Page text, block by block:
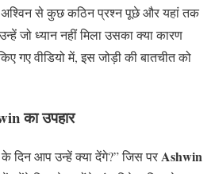
अश्विन से कुछ कठिन प्रश्न पूछे और यहां तक
जो ध्यान नहीं मिला उसका क्या कारण
गए वीडियो में, इस जोड़ी की बातचीत को
का उपहार
के दिन आप उन्हें क्या देंगे?” जिस परAshwin